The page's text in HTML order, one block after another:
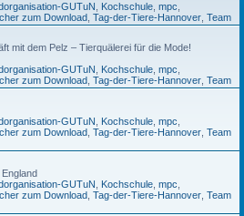
GUTuN, Kochschule, mpc,
zum Download, Tag-der-Tiere-Hannover, Team
mit dem Pelz – Tierquälerei für die Mode!
GUTuN, Kochschule, mpc,
zum Download, Tag-der-Tiere-Hannover, Team
GUTuN, Kochschule, mpc,
zum Download, Tag-der-Tiere-Hannover, Team
GUTuN, Kochschule, mpc,
zum Download, Tag-der-Tiere-Hannover, Team